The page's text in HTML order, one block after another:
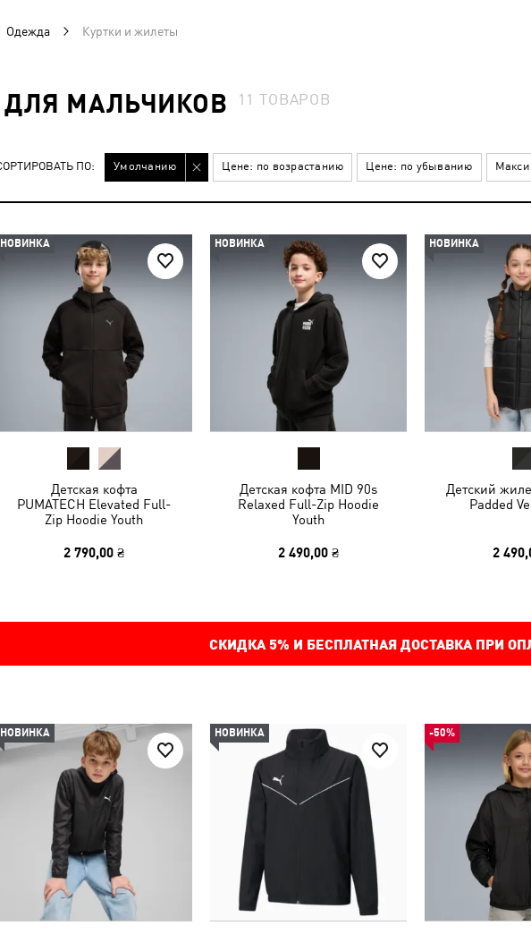
Одежда Куртки и жилеты
МАЛЬЧИКОВ 11ТОВАРОВ
ПО: Умолчанию Цене: по возрастанию Цене: по убыванию
НОВИНКА
Детская кофта
PUMATECH Elevated Full-
Zip Hoodie Youth
2 790,00 ₴
НОВИНКА
Детская кофта MID 90s
Relaxed Full-Zip Hoodie
Youth
2 490,00 ₴
НОВИНКА
Детский
Padded
2
СКИДКА 5% И БЕСПЛАТНАЯ ДОСТАВКА ПРИ
НОВИНКА НОВИНКА -50%